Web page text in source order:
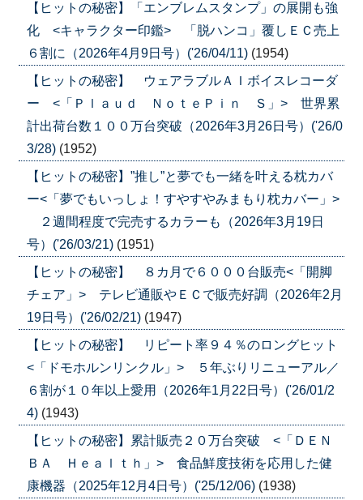
【ヒットの秘密】「エンブレムスタンプ」の展開も強
化 <キャラクター印鑑> 「脱ハンコ」覆しＥＣ売上
６割に（2026年4月9日号）('26/04/11) (1954)
【ヒットの秘密】 ウェアラブルＡＩボイスレコーダ
ー <「Ｐｌａｕｄ ＮｏｔｅＰｉｎ Ｓ」> 世界累
計出荷台数１００万台突破（2026年3月26日号）('26/0
3/28) (1952)
【ヒットの秘密】”推し”と夢でも一緒を叶える枕カバ
ー<「夢でもいっしょ！すやすやみまもり枕カバー」>
２週間程度で完売するカラーも（2026年3月19日
号）('26/03/21) (1951)
【ヒットの秘密】 ８カ月で６０００台販売<「開脚
チェア」> テレビ通販やＥＣで販売好調（2026年2月
19日号）('26/02/21) (1947)
【ヒットの秘密】 リピート率９４％のロングヒット
<「ドモホルンリンクル」> ５年ぶりリニューアル／
６割が１０年以上愛用（2026年1月22日号）('26/01/2
4) (1943)
【ヒットの秘密】累計販売２０万台突破 <「ＤＥＮ
ＢＡ Ｈｅａｌｔｈ」> 食品鮮度技術を応用した健
康機器（2025年12月4日号）('25/12/06) (1938)